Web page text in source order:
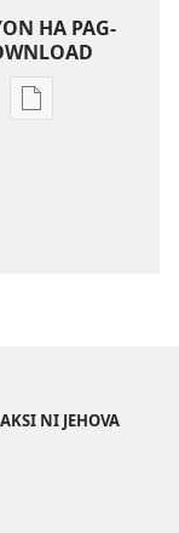
HA PAG-
Opsyon
nga
NI JEHOVA